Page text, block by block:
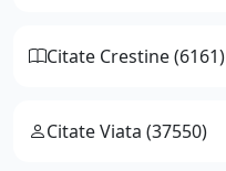
Citate Crestine (6161)
Citate Viata (37550)